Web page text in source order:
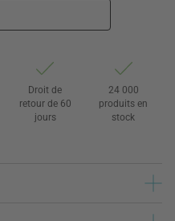
Droit de
retour de 60
jours
24 000
produits en
stock